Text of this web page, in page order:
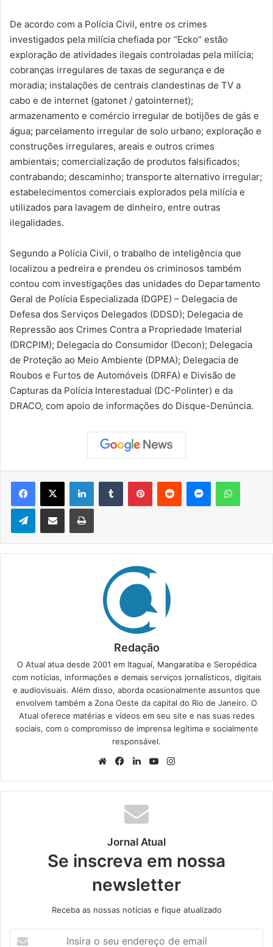
De acordo com a Polícia Civil, entre os crimes
investigados pela milícia chefiada por “Ecko” estão
exploração de atividades ilegais controladas pela milícia;
cobranças irregulares de taxas de segurança e de
moradia; instalações de centrais clandestinas de TV a
cabo e de internet (gatonet / gatointernet);
armazenamento e comércio irregular de botijões de gás e
água; parcelamento irregular de solo urbano; exploração e
construções irregulares, areais e outros crimes
ambientais; comercialização de produtos falsificados;
contrabando; descaminho; transporte alternativo irregular;
estabelecimentos comerciais explorados pela milícia e
utilizados para lavagem de dinheiro, entre outras
ilegalidades.
Segundo a Polícia Civil, o trabalho de inteligência que
localizou a pedreira e prendeu os criminosos também
contou com investigações das unidades do Departamento
Geral de Polícia Especializada (DGPE) – Delegacia de
Defesa dos Serviços Delegados (DDSD); Delegacia de
Repressão aos Crimes Contra a Propriedade Imaterial
(DRCPIM); Delegacia do Consumidor (Decon); Delegacia
de Proteção ao Meio Ambiente (DPMA); Delegacia de
Roubos e Furtos de Automóveis (DRFA) e Divisão de
Capturas da Polícia Interestadual (DC-Polinter) e da
DRACO, com apoio de informações do Disque-Denúncia.
Telegram
Redação
O Atual atua desde 2001 em Itaguaí, Mangaratiba e Seropédica
com notícias, informações e demais serviços jornalísticos, digitais
e audiovisuais. Além disso, aborda ocasionalmente assuntos que
envolvem também a Zona Oeste da capital do Rio de Janeiro. O
Atual oferece matérias e vídeos em seu site e nas suas redes
sociais, com o compromisso de imprensa legítima e socialmente
responsável.
We
te
Fa
bo
ok
Lin
din
Yo
ub
ra
Jornal Atual
Se inscreva em nossa
newsletter
Receba as nossas notícias e fique atualizado